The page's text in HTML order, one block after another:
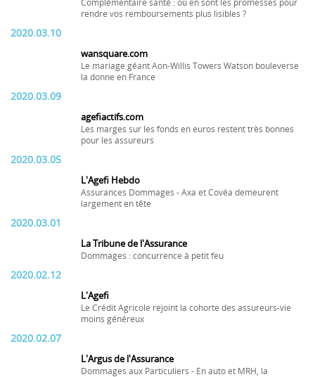
Complémentaire santé : où en sont les promesses pour
rendre vos remboursements plus lisibles ?
2020.03.10
wansquare.com
Le mariage géant Aon-Willis Towers Watson bouleverse
la donne en France
2020.03.09
agefiactifs.com
Les marges sur les fonds en euros restent très bonnes
pour les assureurs
2020.03.05
L'Agefi Hebdo
Assurances Dommages - Axa et Covéa demeurent
largement en tête
2020.03.01
La Tribune de l'Assurance
Dommages : concurrence à petit feu
2020.02.12
L'Agefi
Le Crédit Agricole rejoint la cohorte des assureurs-vie
moins généreux
2020.02.07
L'Argus de l'Assurance
Dommages aux Particuliers - En auto et MRH, la